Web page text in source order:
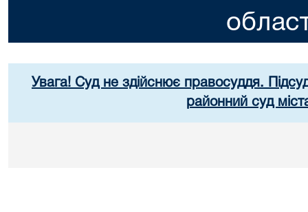
Увага! Суд не здійснює правосуддя.
районний суд